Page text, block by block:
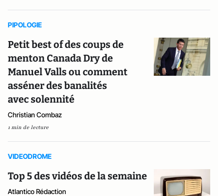
PIPOLOGIE
Petit best of des coups de
menton Canada Dry de
Manuel Valls ou comment
asséner des banalités
avec solennité
Christian Combaz
1 min de lecture
VIDEODROME
Top 5 des vidéos de la semaine
Atlantico Rédaction